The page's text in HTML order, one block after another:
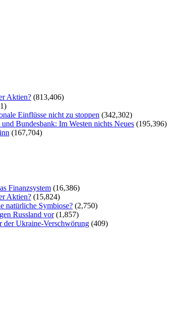
Aktien? (813,406)
Einflüsse nicht zu stoppen (342,302)
Bundesbank: Im Westen nichts Neues (195,396)
(167,704)
Finanzsystem (16,386)
Aktien? (15,824)
natürliche Symbiose? (2,750)
Russland vor (1,857)
der Ukraine-Verschwörung (409)